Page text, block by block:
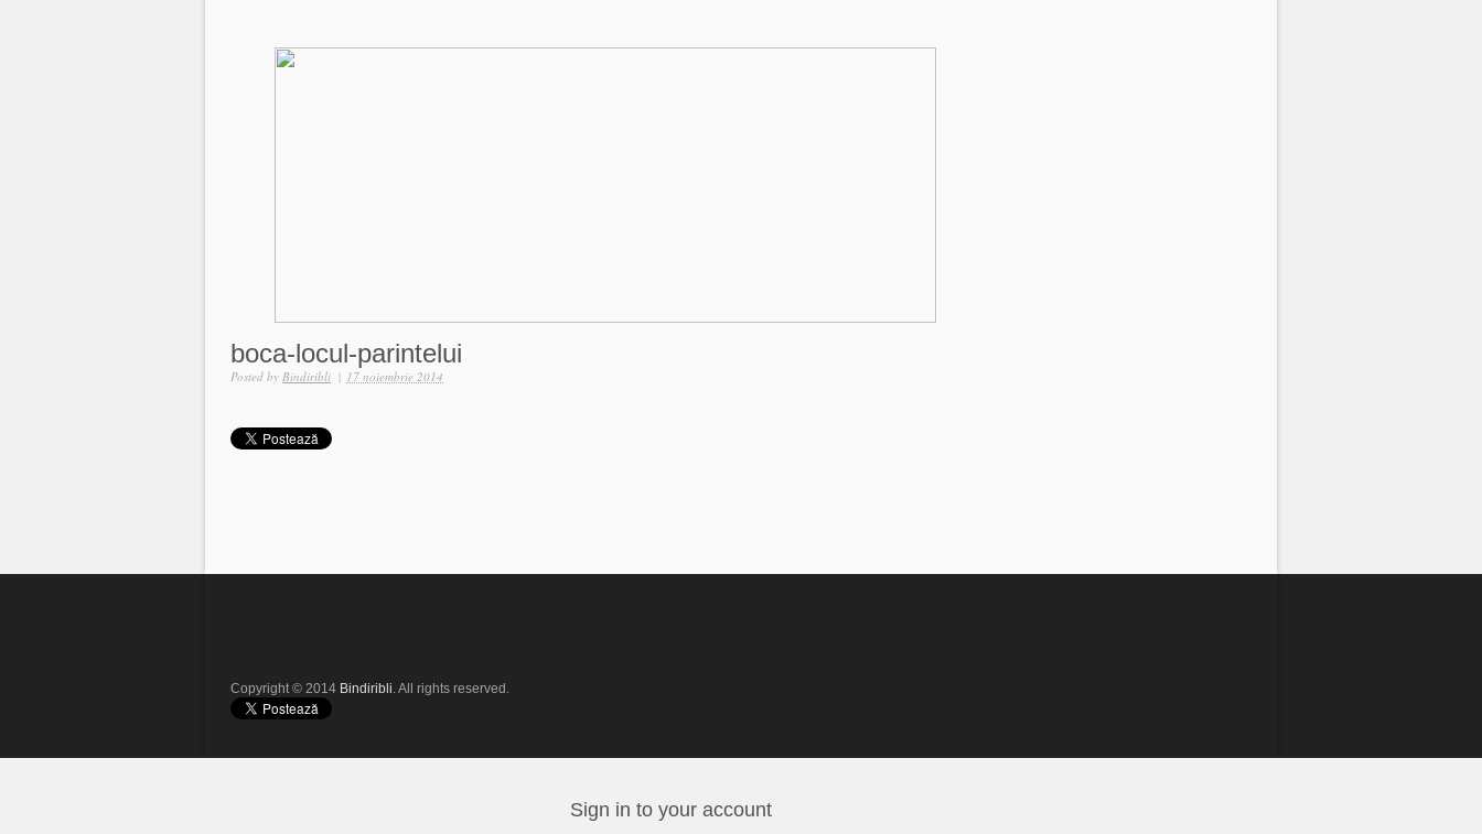
boca-locul-parintelui
Posted by Bindiribli | 17 noiembrie 2014
Copyright © 2014 Bindiribli. All rights reserved.
Sign in to your account